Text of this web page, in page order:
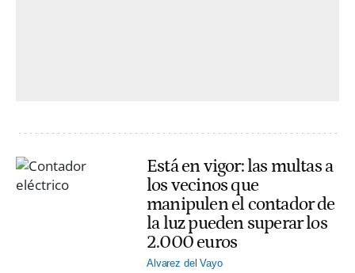
Está en vigor: las multas a
los vecinos que
manipulen el contador de
la luz pueden superar los
2.000 euros
Alvarez del Vayo